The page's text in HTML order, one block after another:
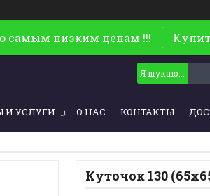
самым низким ценам !!!
И УСЛУГИ О НАС КОНТАКТЫ
Куточок 130